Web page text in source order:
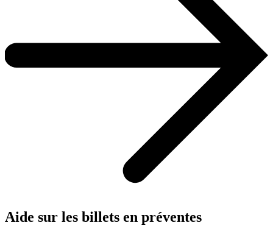
Aide sur les billets en préventes